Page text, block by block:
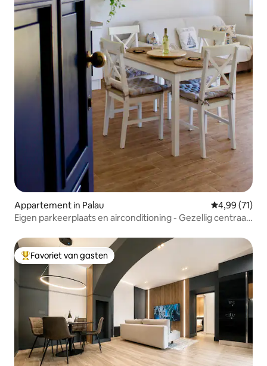
Appartement in Palau Gemiddelde
4,99 (71)
Eigen parkeerplaats en airconditioning - Gezellig centraal
Topfavoriet van gasten
Favoriet van gasten